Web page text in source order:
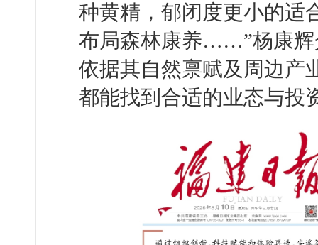
种黄精，郁闭度更小的适
布局森林康养……”杨康辉
依据其自然禀赋及周边产
都能找到合适的业态与投